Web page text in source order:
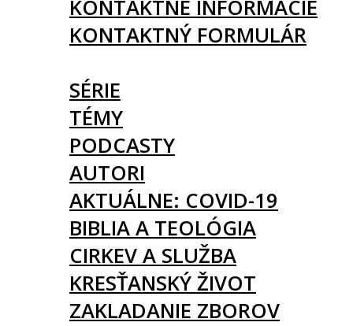
KONTAKTNÉ INFORMÁCIE
KONTAKTNÝ FORMULÁR
SÉRIE
TÉMY
PODCASTY
AUTORI
AKTUÁLNE: COVID-19
BIBLIA A TEOLÓGIA
CIRKEV A SLUŽBA
KRESŤANSKÝ ŽIVOT
ZAKLADANIE ZBOROV